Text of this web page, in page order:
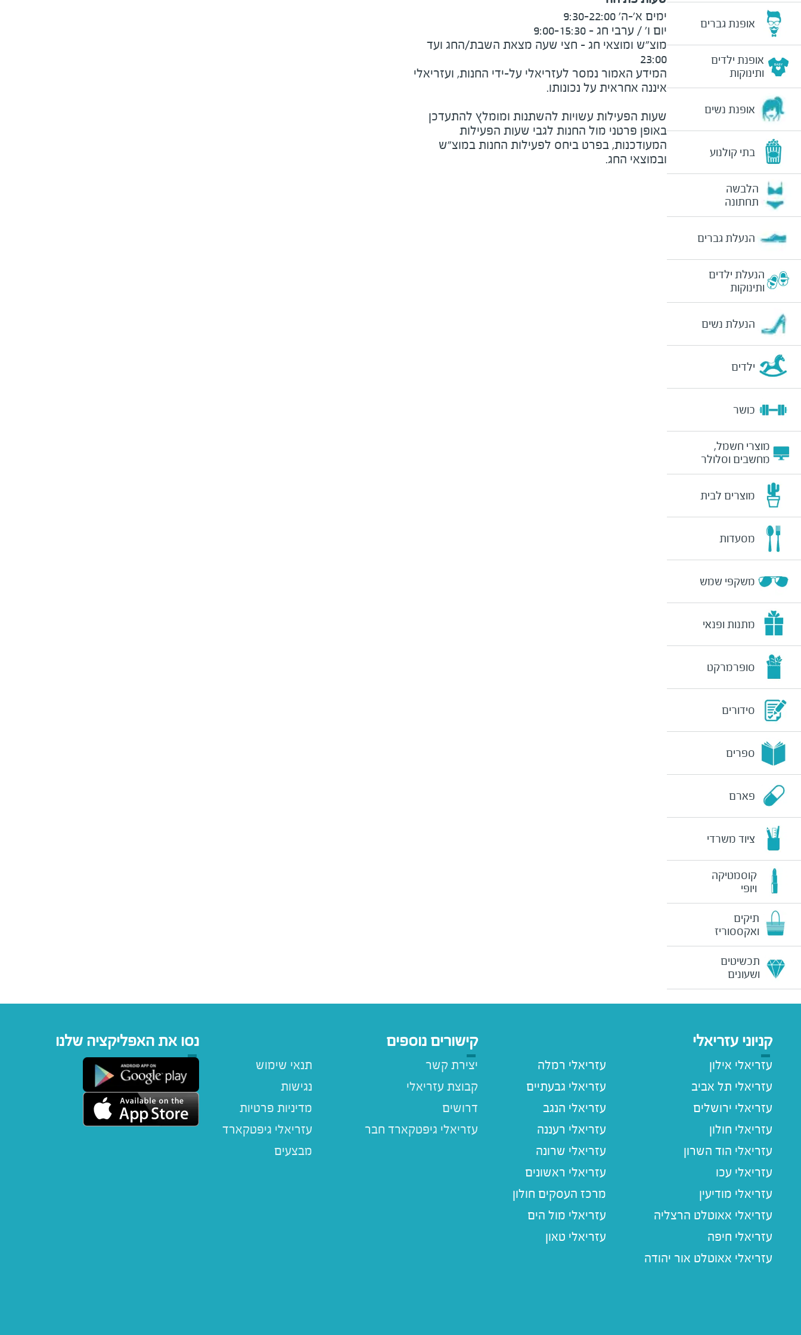
אופנת גברים
אופנת ילדים
ותינוקות
אופנת נשים
בתי קולנוע
הלבשה
תחתונה
הנעלת גברים
הנעלת ילדים
ותינוקות
הנעלת נשים
ילדים
כושר
מוצרי חשמל,
מחשבים וסלולר
מוצרים לבית
מסעדות
משקפי שמש
מתנות ופנאי
סופרמרקט
סידורים
ספרים
פארם
ציוד משרדי
קוסמטיקה
ויופי
תיקים
ואקססוריז
תכשיטים
ושעונים
23:00
המידע האמור נמסר לעזריאלי על-ידי החנות, ועזריאלי
שעות הפעילות עשויות להשתנות ומומלץ להתעדכן
באופן פרטני מול החנות לגבי שעות הפעילות
המעודכנות, בפרט ביחס לפעילות החנות במוצ"ש
ובמוצאי החג.
קניוני עזריאלי
עזריאלי אילון
עזריאלי תל אביב
עזריאלי ירושלים
עזריאלי חולון
עזריאלי הוד השרון
עזריאלי עכו
עזריאלי מודיעין
עזריאלי אאוטלט הרצליה
עזריאלי חיפה
עזריאלי אאוטלט אור יהודה
עזריאלי רמלה
עזריאלי גבעתיים
עזריאלי הנגב
עזריאלי רעננה
עזריאלי שרונה
עזריאלי ראשונים
מרכז העסקים חולון
עזריאלי מול הים
עזריאלי טאון
קישורים נוספים
תנאי שימוש
נגישות
מדיניות פרטיות
עזריאלי גיפטקארד
מבצעים
יצירת קשר
קבוצת עזריאלי
דרושים
נסו את האפליקציה שלנו